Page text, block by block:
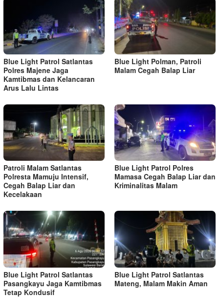
Blue Light Patrol Satlantas
Polres Majene Jaga
Kamtibmas dan Kelancaran
Arus Lalu Lintas
Blue Light Polman, Patroli
Malam Cegah Balap Liar
Patroli Malam Satlantas
Polresta Mamuju Intensif,
Cegah Balap Liar dan
Kecelakaan
Blue Light Patrol Polres
Mamasa Cegah Balap Liar dan
Kriminalitas Malam
Blue Light Patrol Satlantas
Pasangkayu Jaga Kamtibmas
Tetap Kondusif
Blue Light Patrol Satlantas
Mateng, Malam Makin Aman